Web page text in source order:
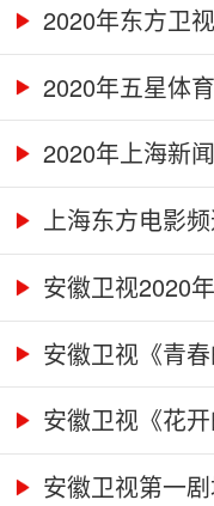
2020年东方卫
2020年五星体
2020年上海新
上海东方电影
安徽卫视2020
安徽卫视《青
作...安徽卫视《花
安徽卫视第一